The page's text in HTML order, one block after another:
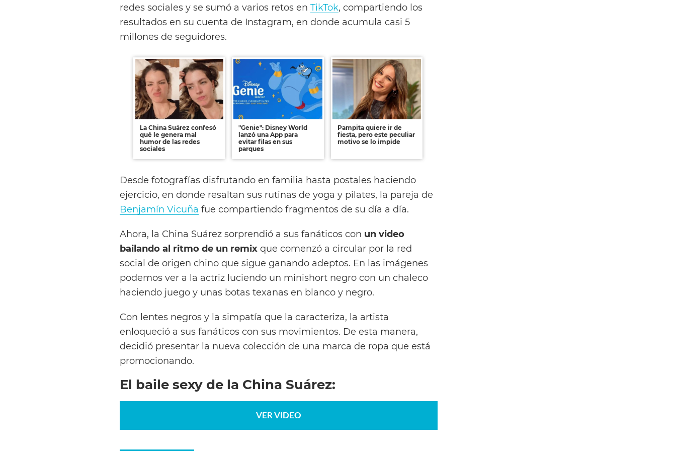
redes sociales y se sumó a varios retos en TikTok, compartiendo los
resultados en su cuenta de Instagram, en donde acumula casi 5
millones de seguidores.
La China Suárez confesó
qué le genera mal
humor de las redes
sociales
"Genie": Disney World
lanzó una App para
evitar filas en sus
parques
Pampita quiere ir de
fiesta, pero este peculiar
motivo se lo impide
Desde fotografías disfrutando en familia hasta postales haciendo
ejercicio, en donde resaltan sus rutinas de yoga y pilates, la pareja de
Benjamín Vicuña fue compartiendo fragmentos de su día a día.
Ahora, la China Suárez sorprendió a sus fanáticos con un video
bailando al ritmo de un remix que comenzó a circular por la red
social de origen chino que sigue ganando adeptos. En las imágenes
podemos ver a la actriz luciendo un minishort negro con un chaleco
haciendo juego y unas botas texanas en blanco y negro.
Con lentes negros y la simpatía que la caracteriza, la artista
enloqueció a sus fanáticos con sus movimientos. De esta manera,
decidió presentar la nueva colección de una marca de ropa que está
promocionando.
El baile sexy de la China Suárez:
VER VIDEO